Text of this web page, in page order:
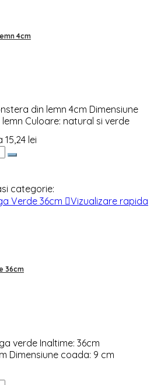
4cm
din lemn 4cm Dimensiune
Culoare: natural si verde
15,24 lei
categorie:
Vizualizare rapida
36cm
verde Inaltime: 36cm
Dimensiune coada: 9 cm